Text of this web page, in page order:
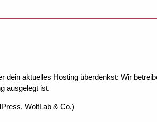
dein aktuelles Hosting überdenkst: Wir
ausgelegt ist.
WoltLab & Co.)